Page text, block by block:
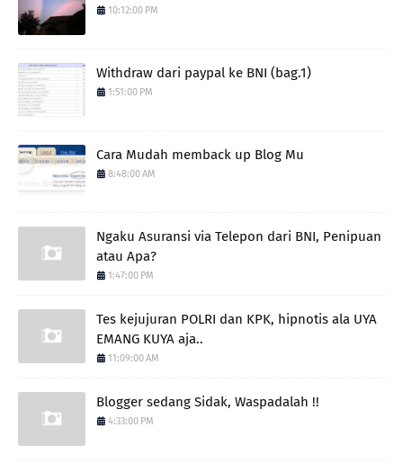
10:12:00 PM
Withdraw dari paypal ke BNI (bag.1)
1:51:00 PM
Cara Mudah memback up Blog Mu
8:48:00 AM
Ngaku Asuransi via Telepon dari BNI, Penipuan
atau Apa?
1:47:00 PM
Tes kejujuran POLRI dan KPK, hipnotis ala UYA
EMANG KUYA aja..
11:09:00 AM
Blogger sedang Sidak, Waspadalah !!
4:33:00 PM